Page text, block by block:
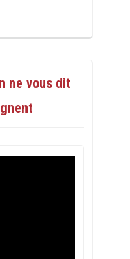
ne vous dit